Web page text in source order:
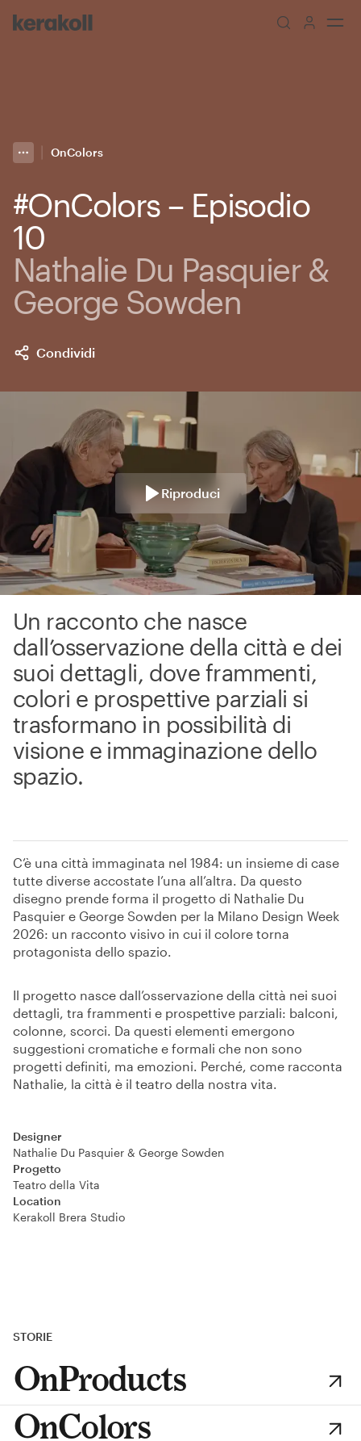
Go to Homepage
More
Toggle menu
OnColors
#OnColors – Episodio
10
Nathalie Du Pasquier &
George Sowden
Condividi
Riproduci
Un racconto che nasce
dall’osservazione della città e dei
suoi dettagli, dove frammenti,
colori e prospettive parziali si
trasformano in possibilità di
visione e immaginazione dello
spazio.
Designer
Nathalie Du Pasquier & George Sowden
Progetto
Teatro della Vita
Location
Kerakoll Brera Studio
C’è una città immaginata nel 1984: un insieme di case
tutte diverse accostate l’una all’altra. Da questo
disegno prende forma il progetto di Nathalie Du
Pasquier e George Sowden per la Milano Design Week
2026: un racconto visivo in cui il colore torna
protagonista dello spazio.
Il progetto nasce dall’osservazione della città nei suoi
dettagli, tra frammenti e prospettive parziali: balconi,
colonne, scorci. Da questi elementi emergono
suggestioni cromatiche e formali che non sono
progetti definiti, ma emozioni. Perché, come racconta
Nathalie, la città è il teatro della nostra vita.
STORIE
OnProducts
OnColors